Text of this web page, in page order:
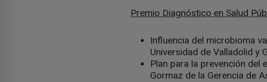
Premio Diagnóstico en Salud
Influencia del microbioma
Universidad de Valladolid y
Plan para la prevención del
Gormaz de la Gerencia de